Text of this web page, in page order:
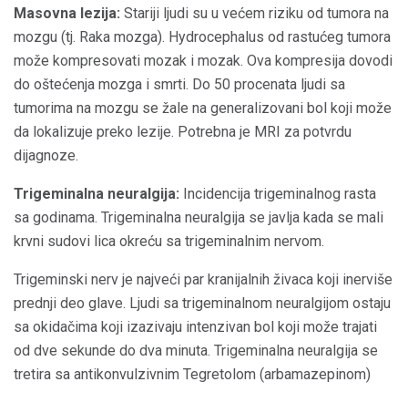
Masovna lezija: Stariji ljudi su u većem riziku od tumora na
mozgu (tj. Raka mozga). Hydrocephalus od rastućeg tumora
može kompresovati mozak i mozak. Ova kompresija dovodi
do oštećenja mozga i smrti. Do 50 procenata ljudi sa
tumorima na mozgu se žale na generalizovani bol koji može
da lokalizuje preko lezije. Potrebna je MRI za potvrdu
dijagnoze.
Trigeminalna neuralgija: Incidencija trigeminalnog rasta
sa godinama. Trigeminalna neuralgija se javlja kada se mali
krvni sudovi lica okreću sa trigeminalnim nervom.
Trigeminski nerv je najveći par kranijalnih živaca koji inerviše
prednji deo glave. Ljudi sa trigeminalnom neuralgijom ostaju
sa okidačima koji izazivaju intenzivan bol koji može trajati
od dve sekunde do dva minuta. Trigeminalna neuralgija se
tretira sa antikonvulzivnim Tegretolom (arbamazepinom)